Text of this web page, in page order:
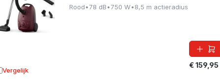
Rood•78 dB•750 W•8,5 m actieradius
€ 159,95
Vergelijk aan vergelijking